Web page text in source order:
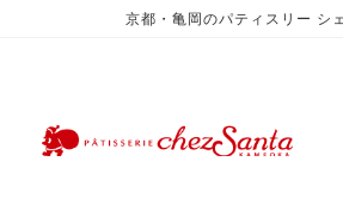
京都・亀岡のパティスリー シ